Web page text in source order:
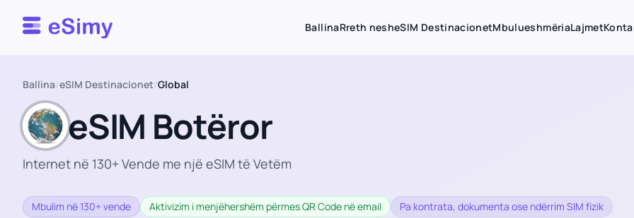
Esimy BallinaRreth nesheSIM DestinacionetMbulueshmëriaLajmet
Ballina/eSIM Destinacionet/Global
eSIM Botëror
Internet në 130+ Vende me një eSIM të Vetëm
Mbulim në 130+ vende Aktivizim i menjëhershëm përmes QR Code në email Pa kontrata, dokumenta ose ndërrim SIM fizik